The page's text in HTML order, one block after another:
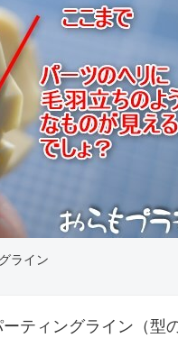
ライン
ティングライン（型